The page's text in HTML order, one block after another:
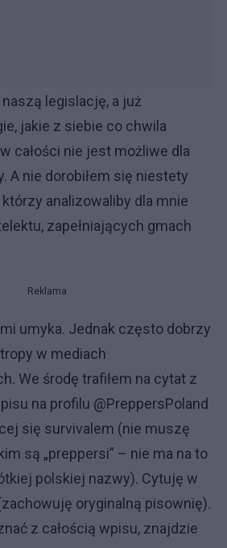
legislację, a już
jakie z siebie co chwila
całości nie jest możliwe dla
A nie dorobiłem się niestety
analizowaliby dla mnie
zapełniających gmach
Reklama
umyka. Jednak często dobrzy
w mediach
We środę trafiłem na cytat z
na profilu @PreppersPoland
się survivalem (nie muszę
są „preppersi” – nie ma na to
polskiej nazwy). Cytuję w
oryginalną pisownię).
z całością wpisu, znajdzie